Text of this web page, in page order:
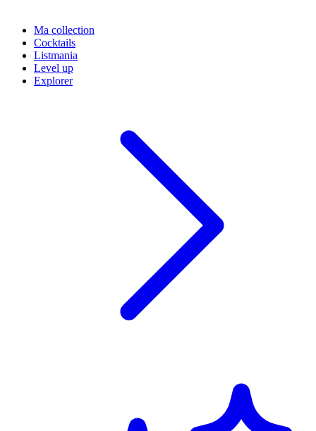
Ma collection
Cocktails
Listmania
Level up
Explorer